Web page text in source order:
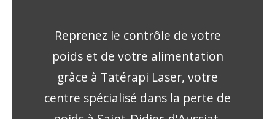
Reprenez le contrôle de votre
poids et de votre alimentation
grâce à Tatérapi Laser, votre
centre spécialisé dans la perte de